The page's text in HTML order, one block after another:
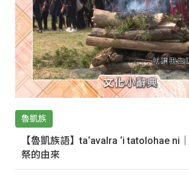
魯凱族
【魯凱族語】ta‘avalra ‘i tatolohae ni
祭的由來